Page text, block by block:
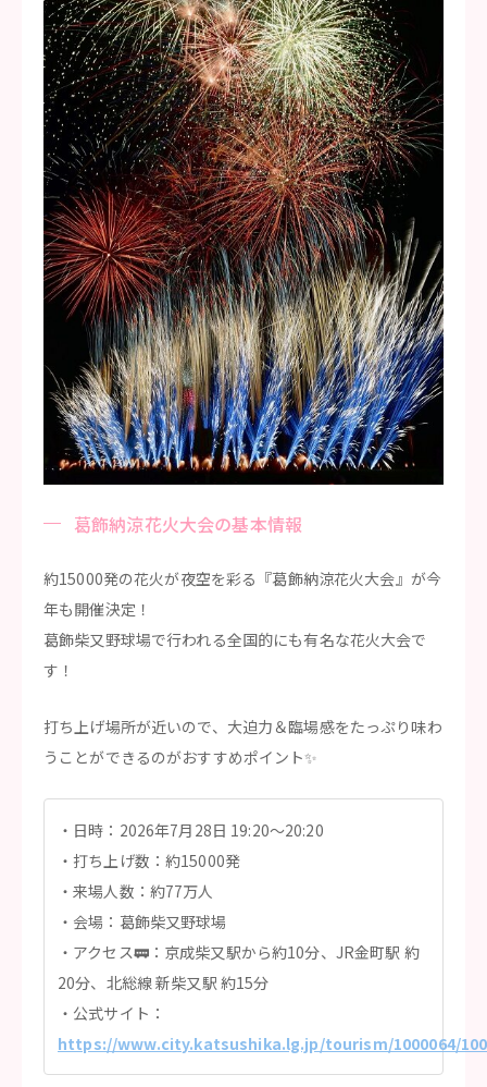
葛飾納涼花火大会の基本情報
約15000発の花火が夜空を彩る『葛飾納涼花火大会』が今
年も開催決定！
葛飾柴又野球場で行われる全国的にも有名な花火大会で
す！
打ち上げ場所が近いので、大迫力＆臨場感をたっぷり味わ
うことができるのがおすすめポイント✨
日時：2026年7月28日 19:20〜20:20
打ち上げ数：約15000発
来場人数：約77万人
会場：葛飾柴又野球場
アクセス🚃：京成柴又駅から約10分、JR金町駅 約
20分、北総線 新柴又駅 約15分
公式サイト：
https://www.city.katsushika.lg.jp/tourism/1000064/